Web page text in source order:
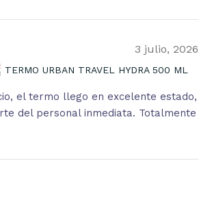
3 julio, 2026
TERMO URBAN TRAVEL HYDRA 500 ML
el termo llego en excelente estado,
del personal inmediata. Totalmente